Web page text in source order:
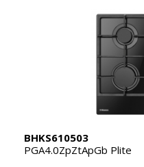
BHKS610503
PGA4.0ZpZtApGb Plite